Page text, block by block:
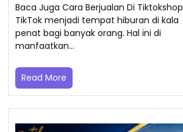
Baca Juga Cara Berjualan Di Tiktokshop
TikTok menjadi tempat hiburan di kala
penat bagi banyak orang. Hal ini di
manfaatkan…
Read More